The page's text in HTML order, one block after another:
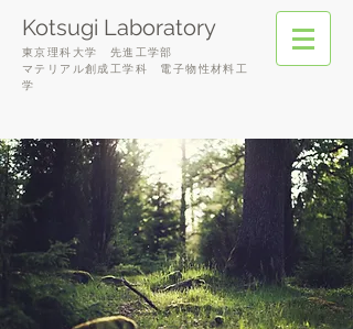
Kotsugi Laboratory
東京理科大学 先進 工学部
マテリアル創成工学科 電子物性材料工
学